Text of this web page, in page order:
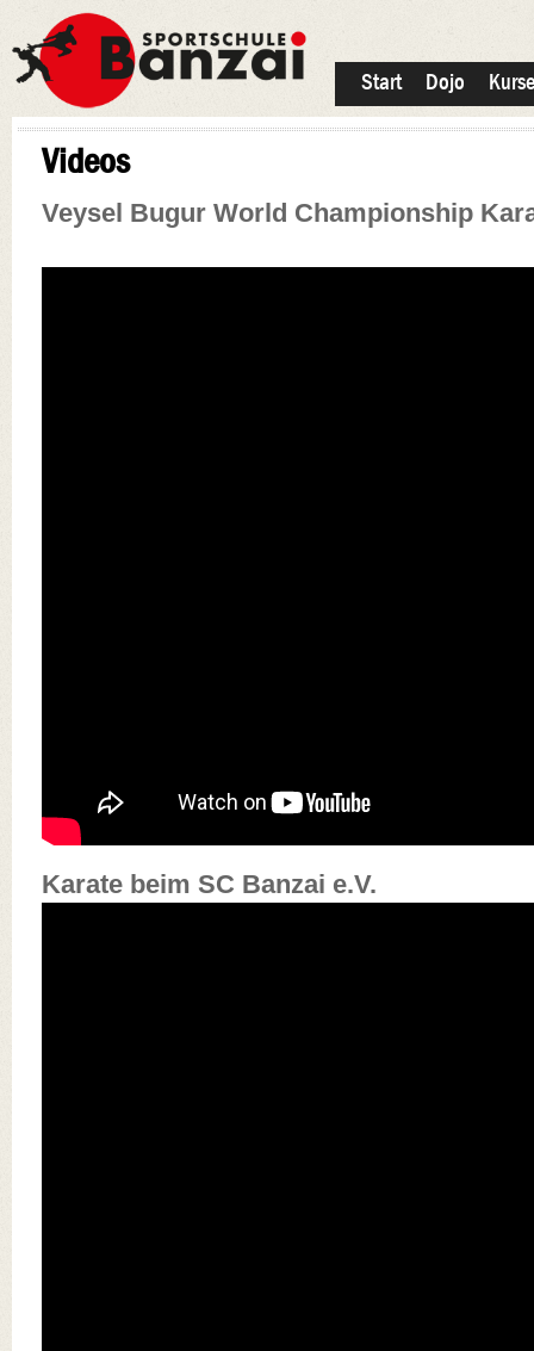
Start Dojo Kurse
Videos
Veysel Bugur World Championship
Karate beim SC Banzai e.V.